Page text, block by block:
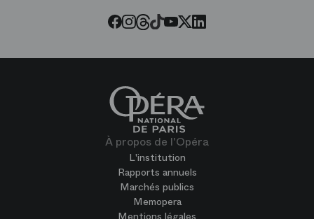
Facebook
Instagram
Threads
Tiktok
Youtube
Twitter
LinkedIn
À propos de l'Opéra
L'institution
Rapports annuels
Marchés publics
Memopera
Mentions légales